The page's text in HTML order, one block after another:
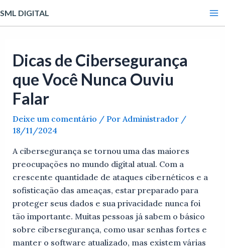
para
SML DIGITAL
Dicas de Cibersegurança
que Você Nunca Ouviu
Falar
Deixe um comentário / Por Administrador /
18/11/2024
A cibersegurança se tornou uma das maiores
preocupações no mundo digital atual. Com a
crescente quantidade de ataques cibernéticos e a
sofisticação das ameaças, estar preparado para
proteger seus dados e sua privacidade nunca foi
tão importante. Muitas pessoas já sabem o básico
sobre cibersegurança, como usar senhas fortes e
manter o software atualizado, mas existem várias
navigation